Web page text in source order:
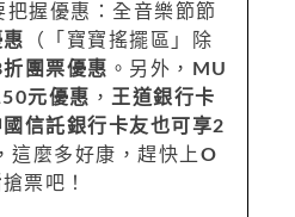
握優惠：全音樂節節
（「寶寶搖擺區」除
團票優惠 。另外， MU
元優惠 ， 王道銀行卡
國信託銀行卡友也可享2
這麼多好康，趕快上 O
搶票吧！